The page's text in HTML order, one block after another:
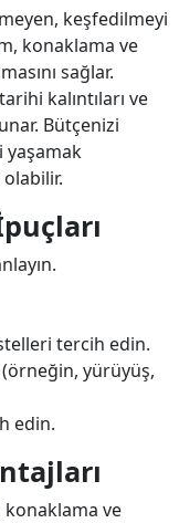
keşfedilmeyi
konaklama ve
sağlar.
kalıntıları ve
Bütçenizi
yaşamak
tercih edin.
yürüyüş,
edin.
konaklama ve